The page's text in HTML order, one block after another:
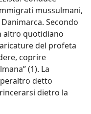
mussulmani,
Secondo
altro quotidiano
del profeta
coprire
(1). La
peraltro detto
dietro la